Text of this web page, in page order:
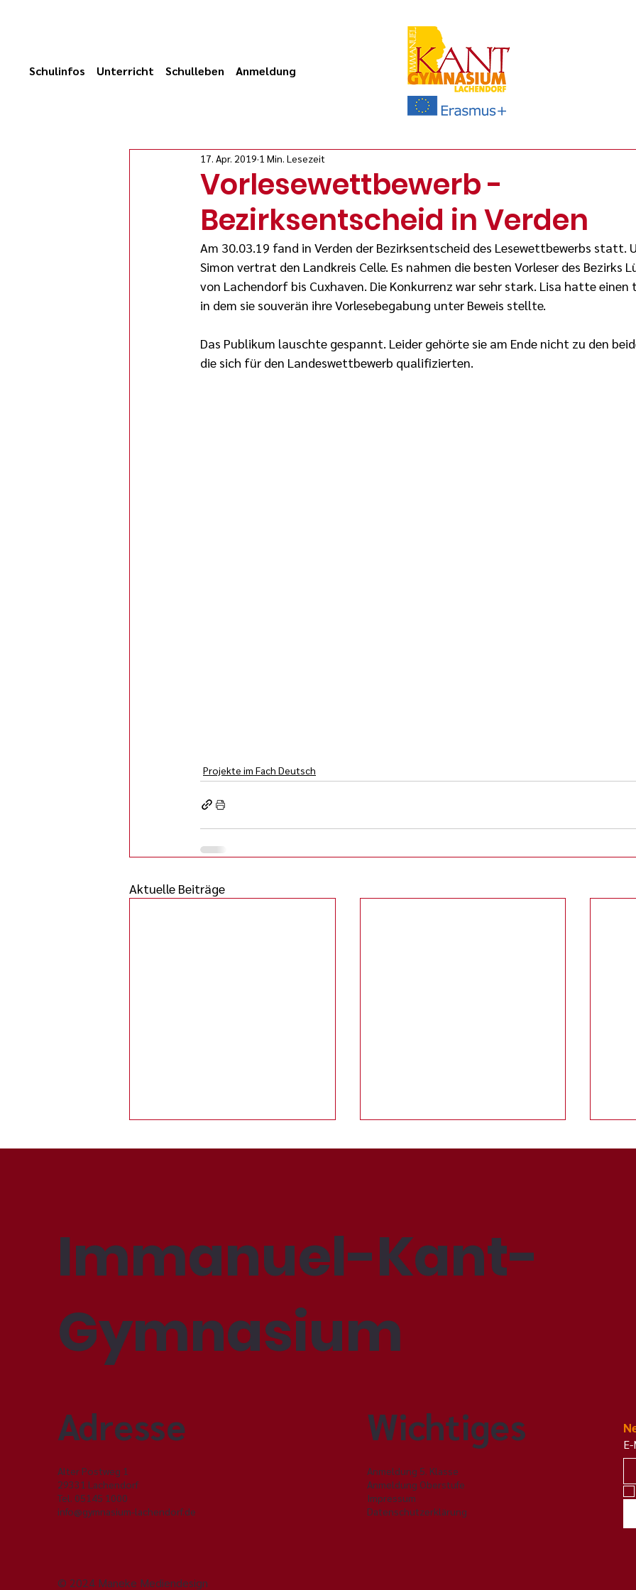
Schulinfos Unterricht Schulleben Anmeldung
Vorlesewettbewerb -
Bezirksentscheid in Verden
17. Apr. 2019 1 Min. Lesezeit
Am 30.03.19 fand in Verden der Bezirksentscheid des Lesewettbewerbs statt.
Simon vertrat den Landkreis Celle. Es nahmen die besten Vorleser des Bezirks
von Lachendorf bis Cuxhaven. Die Konkurrenz war sehr stark. Lisa hatte
in dem sie souverän ihre Vorlesebegabung unter Beweis stellte.
Das Publikum lauschte gespannt. Leider gehörte sie am Ende nicht zu den
die sich für den Landeswettbewerb qualifizierten.
Projekte im Fach Deutsch
Aktuelle Beiträge
Vorbereitung ist alles!
Immanuel-Kant-
Gymnasium
Adresse
Alter Postweg 1
29331 Lachendorf
Tel. 05145 1000
info@gymnasium-lachendorf.de
Wichtiges
Anmeldung 5. Klasse
Anmeldung Oberstufe
Impressum
Datenschutzerklärung
© 2024 Maneke Mediendesign